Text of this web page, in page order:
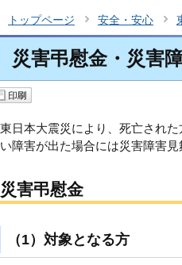
トップページ 安全・安心
災害弔慰金・災害
東日本大震災により、死亡され
い障害が出た場合には災害障害見
災害弔慰金
（1）対象となる方